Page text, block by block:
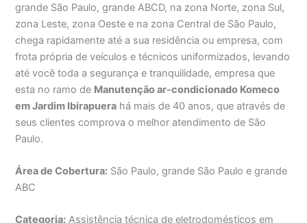
grande São Paulo, grande ABCD, na zona Norte, zona Sul,
zona Leste, zona Oeste e na zona Central de São Paulo,
chega rapidamente até a sua residência ou empresa, com
frota própria de veículos e técnicos uniformizados, levando
até você toda a segurança e tranquilidade, empresa que
esta no ramo de Manutenção ar-condicionado Komeco
em Jardim Ibirapuera há mais de 40 anos, que através de
seus clientes comprova o melhor atendimento de São
Paulo.
Área de Cobertura: São Paulo, grande São Paulo e grande
ABC
Categoria: Assistência técnica de eletrodomésticos em